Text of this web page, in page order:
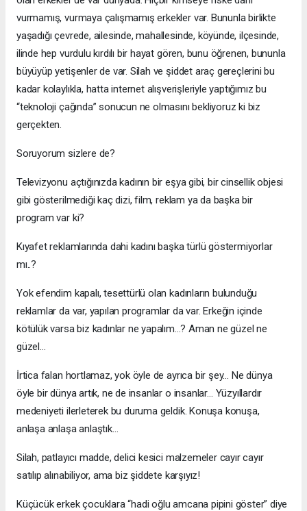
vurmamış, vurmaya çalışmamış erkekler var. Bununla birlikte
yaşadığı çevrede, ailesinde, mahallesinde, köyünde, ilçesinde,
ilinde hep vurdulu kırdılı bir hayat gören, bunu öğrenen, bununla
büyüyüp yetişenler de var. Silah ve şiddet araç gereçlerini bu
kadar kolaylıkla, hatta internet alışverişleriyle yaptığımız bu
“teknoloji çağında” sonucun ne olmasını bekliyoruz ki biz
gerçekten.
Soruyorum sizlere de?
Televizyonu açtığınızda kadının bir eşya gibi, bir cinsellik objesi
gibi gösterilmediği kaç dizi, film, reklam ya da başka bir
program var ki?
Kıyafet reklamlarında dahi kadını başka türlü göstermiyorlar
mı..?
Yok efendim kapalı, tesettürlü olan kadınların bulunduğu
reklamlar da var, yapılan programlar da var. Erkeğin içinde
kötülük varsa biz kadınlar ne yapalım...? Aman ne güzel ne
güzel…
İrtica falan hortlamaz, yok öyle de ayrıca bir şey… Ne dünya
öyle bir dünya artık, ne de insanlar o insanlar… Yüzyıllardır
medeniyeti ilerleterek bu duruma geldik. Konuşa konuşa,
anlaşa anlaşa anlaştık…
Silah, patlayıcı madde, delici kesici malzemeler cayır cayır
satılıp alınabiliyor, ama biz şiddete karşıyız!
Küçücük erkek çocuklara “hadi oğlu amcana pipini göster” diye